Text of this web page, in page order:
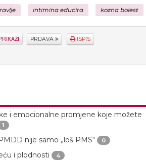
intimina educira kozna bolest
PRIJAVA ISPIS
i emocionalne promjene koje možete
1
nije samo „loš PMS“ 0
i plodnosti 4